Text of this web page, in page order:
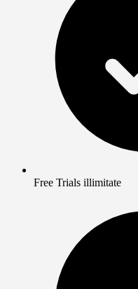
Free Trials illimitate